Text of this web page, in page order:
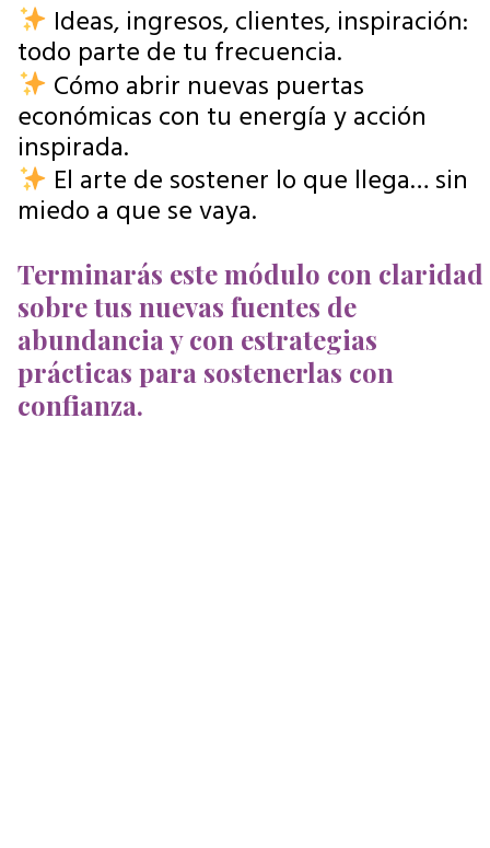
Ideas, ingresos, clientes, inspiración:
todo parte de tu frecuencia.
Cómo abrir nuevas puertas
económicas con tu energía y acción
inspirada.
El arte de sostener lo que llega… sin
miedo a que se vaya.
Terminarás este módulo con claridad
sobre tus nuevas fuentes de
abundancia y con estrategias
prácticas para sostenerlas con
confianza.